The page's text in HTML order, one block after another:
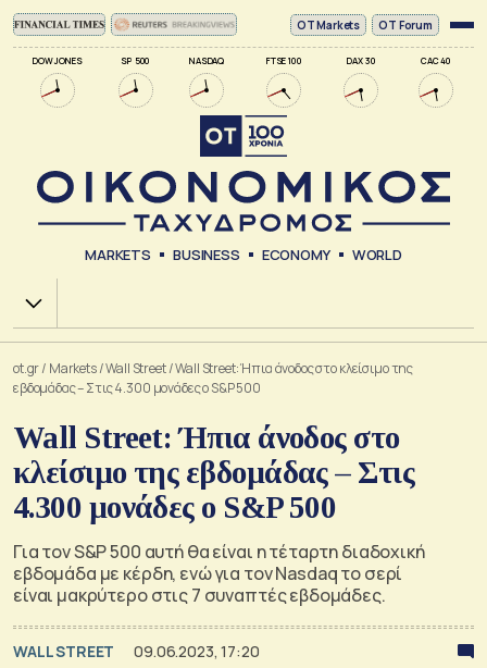
DOW JONES SP 500 NASDAQ FTSE 100 DAX 30 CAC 40
ΟΤ Markets OT Forum
MARKETS BUSINESS ECONOMY WORLD
Χ.Α.
ot.gr/ Markets/Wall Street/Wall Street: Ήπια άνοδος στο κλείσιμο της
εβδομάδας – Στις 4.300 μονάδες ο S&P 500
Wall Street: Ήπια άνοδος στο
κλείσιμο της εβδομάδας – Στις
4.300 μονάδες ο S&P 500
Για τον S&P 500 αυτή θα είναι η τέταρτη διαδοχική
εβδομάδα με κέρδη, ενώ για τον Nasdaq το σερί
είναι μακρύτερο στις 7 συναπτές εβδομάδες.
WALL STREET 09.06.2023, 17:20